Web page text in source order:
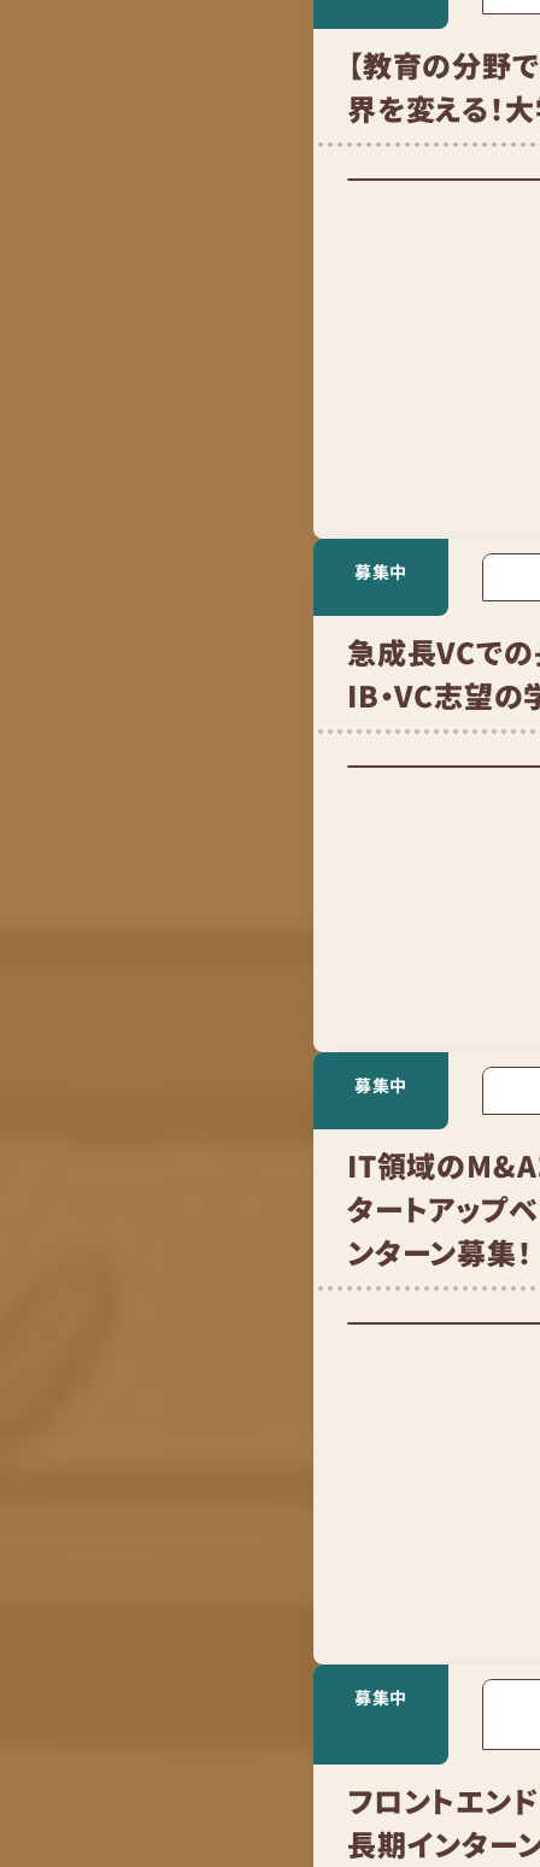
【教育の分野
界を変える！
募集中
急成長VCでの
IB・VC志望の
募集中
IT領域のM&A
タートアップ
ンターン募集！
募集中
フロントエン
長期インター